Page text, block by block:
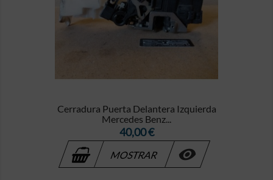
Cerradura Puerta Delantera Izquierda
Mercedes Benz...
Precio
40,00 €
MOSTRAR 